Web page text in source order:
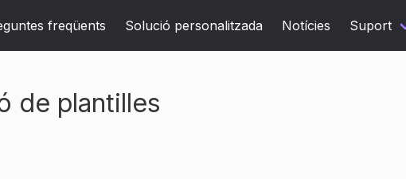
freqüents Solució personalitzada Notícies Suport
de plantilles